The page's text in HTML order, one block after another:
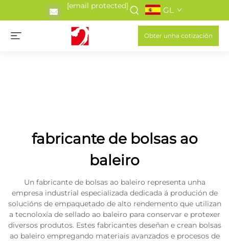
[email protected] GL
Obter unha cotización
fabricante de bolsas ao
baleiro
Un fabricante de bolsas ao baleiro representa unha
empresa industrial especializada dedicada á produción de
solucións de empaquetado de alto rendemento que utilizan
a tecnoloxía de sellado ao baleiro para conservar e protexer
diversos produtos. Estes fabricantes deseñan e crean bolsas
ao baleiro empregando materiais avanzados e procesos de